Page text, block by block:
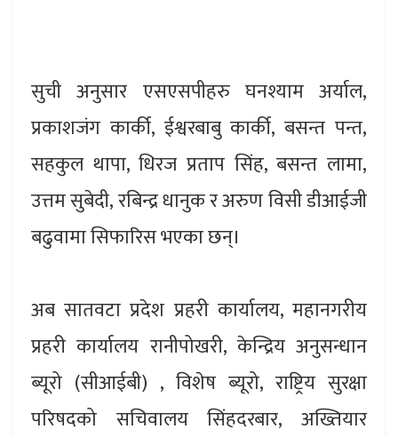
सुची अनुसार एसएसपीहरु घनश्याम अर्याल,
प्रकाशजंग कार्की, ईश्वरबाबु कार्की, बसन्त पन्त,
सहकुल थापा, धिरज प्रताप सिंह, बसन्त लामा,
उत्तम सुबेदी, रबिन्द्र धानुक र अरुण विसी डीआईजी
बढुवामा सिफारिस भएका छन्।
अब सातवटा प्रदेश प्रहरी कार्यालय, महानगरीय
प्रहरी कार्यालय रानीपोखरी, केन्द्रिय अनुसन्धान
ब्यूरो (सीआईबी) , विशेष ब्यूरो, राष्ट्रिय सुरक्षा
परिषदको सचिवालय सिंहदरबार, अख्तियार